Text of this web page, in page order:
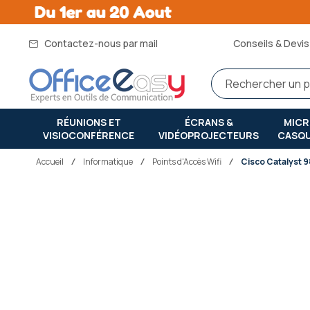
Contactez-nous par mail Conseils &
RÉUNIONS ET
VISIOCONFÉRENCE
ÉCRANS &
VIDÉOPROJECTEURS
Accueil informatique Points d'Accès Wifi Cisco Catalyst